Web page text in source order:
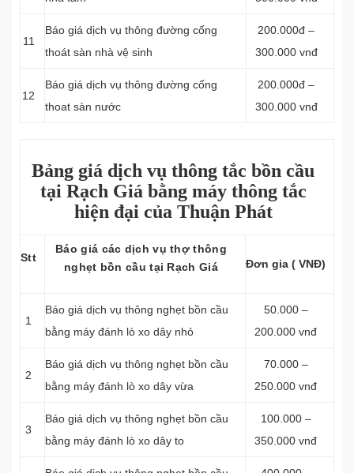
11
Báo giá dịch vụ thông đường cống
thoát sàn nhà vệ sinh
200.000đ –
300.000 vnđ
12
Báo giá dịch vụ thông đường cống
thoat sàn nước
200.000đ –
300.000 vnđ
Bảng giá dịch vụ thông tắc bồn cầu
tại Rạch Giá bằng máy thông tắc
hiện đại của Thuận Phát
Stt
Báo giá các dịch vụ thợ thông
nghẹt bồn cầu tại Rạch Giá
Đơn gia ( VNĐ)
1
Báo giá dịch vụ thông nghẹt bồn cầu
bằng máy đánh lò xo dây nhỏ
50.000 –
200.000 vnđ
2
Báo giá dịch vụ thông nghẹt bồn cầu
bằng máy đánh lò xo dây vừa
70.000 –
250.000 vnđ
3
Báo giá dịch vụ thông nghẹt bồn cầu
bằng máy đánh lò xo dây to
100.000 –
350.000 vnđ